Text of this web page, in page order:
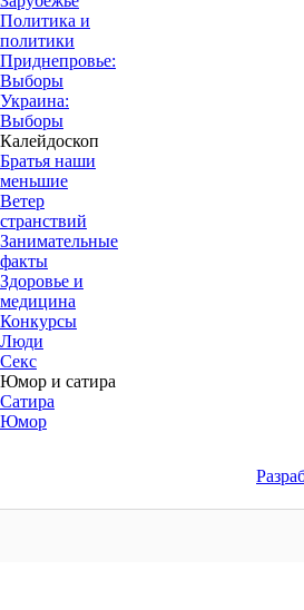
Политика и
политики
Приднепровье:
Выборы
Украина:
Выборы
Калейдоскоп
Братья наши
меньшие
Ветер
странствий
Занимательные
факты
Здоровье и
медицина
Конкурсы
Люди
Секс
Юмор и сатира
Сатира
Юмор